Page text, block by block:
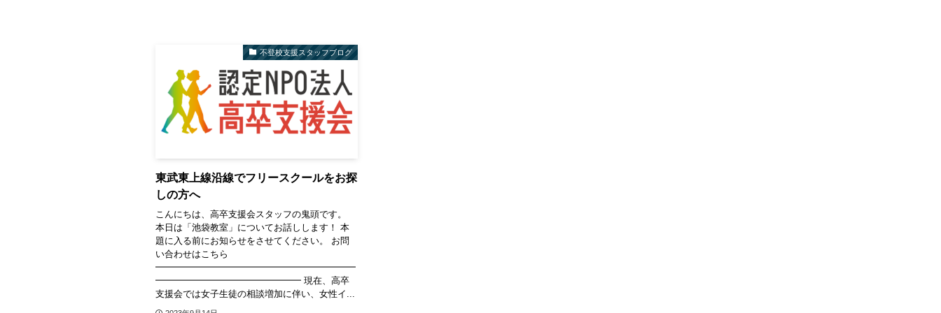
不登校支援スタッフブログ
東武東上線沿線でフリースクールをお探
しの方へ
こんにちは、高卒支援会スタッフの鬼頭です。
本日は「池袋教室」についてお話しします！ 本
題に入る前にお知らせをさせてください。 お問
い合わせはこちら
━━━━━━━━━━━━━━━━━━━━━━
━━━━━━━━━━━━━━━━ 現在、高卒
支援会では女子生徒の相談増加に伴い、女性イ...